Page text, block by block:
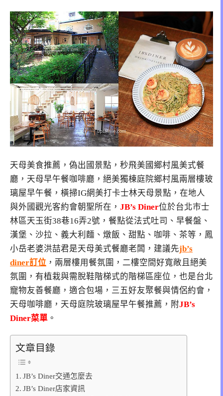
天母美食推薦，偽出國景點，秒飛美國鄉村風美式餐
廳，天母早午餐咖啡廳，絕美獨棟庭院鄉村風兩層樓玻
璃屋早午餐，橫掃IG網美打卡士林天母景點，在地人
與外國觀光客約會朝聖所在， JB’s Diner位於台北市士
林區天玉街38巷16弄2號，餐點從法式吐司、早餐盤、
漢堡、沙拉、義大利麵、燉飯、甜點、咖啡、茶等，鳳
小岳老婆洪喆君是天母美式餐廳老闆，建議先jb’s
diner訂位 ，兩層樓用餐氛圍，二樓空間好寬敞且絕美
氛圍，有植栽與需脫鞋階梯式的階梯區座位，也是台北
寵物友善餐廳，適合包場，三五好友聚餐與情侶約會，
天母咖啡廳，天母庭院玻璃屋早午餐推薦，附JB’s
Diner菜單 。
文章目錄
JB’s Diner交通怎麼去
JB’s Diner店家資訊